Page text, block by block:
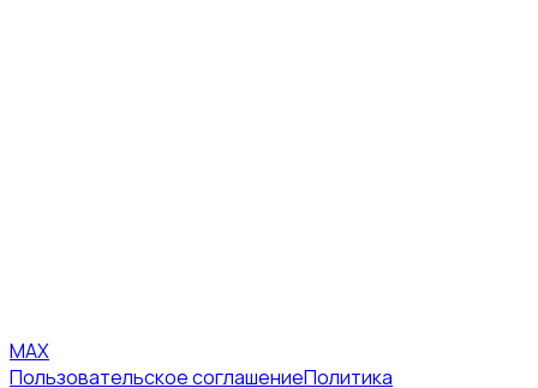
MAX
Пользовательское соглашениеПолитика